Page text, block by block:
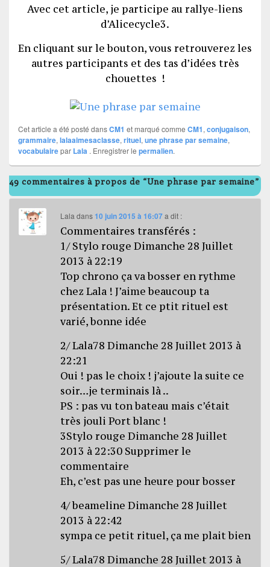
Avec cet article, je participe au rallye-liens
d’Alicecycle3.
En cliquant sur le bouton, vous retrouverez les
autres participants et des tas d’idées très
chouettes !
Cet article a été posté dansCM1 et marqué comme CM1, conjugaison,
grammaire, lalaaimesaclasse, rituel, une phrase par semaine,
vocabulairepar Lala . Enregistrer le permalien.
49 commentaires à propos de “Une phrase par semaine”
Lala dans10 juin 2015 à 16:07 a dit :
Commentaires transférés :
1/ Stylo rouge Dimanche 28 Juillet
2013 à 22:19
Top chrono ça va bosser en rythme
chez Lala ! J’aime beaucoup ta
présentation. Et ce ptit rituel est
varié, bonne idée
2/ Lala78 Dimanche 28 Juillet 2013 à
22:21
Oui ! pas le choix ! j’ajoute la suite ce
soir…je terminais là ..
PS : pas vu ton bateau mais c’était
très jouli Port blanc !
3Stylo rouge Dimanche 28 Juillet
2013 à 22:30 Supprimer le
commentaire
Eh, c’est pas une heure pour bosser
4/ beameline Dimanche 28 Juillet
2013 à 22:42
sympa ce petit rituel, ça me plait bien
5/ Lala78 Dimanche 28 Juillet 2013 à